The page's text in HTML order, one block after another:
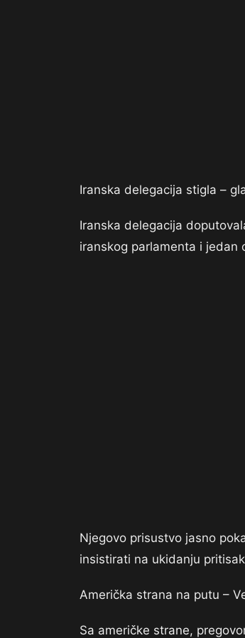
Iranska delegacija stigla –
Iranska delegacija
iranskog parlamenta i jedan
Njegovo prisustvo jasno
insistirati na ukidanju
Američka strana na putu –
Sa američke strane,